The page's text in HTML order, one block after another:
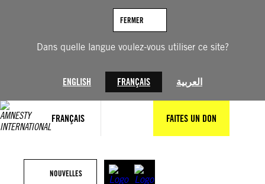
Dans quelle langue voulez-vous utiliser ce site?
ENGLISH FRANÇAIS العربية
FERMER
FRANÇAIS FAITES UN DON
NOUVELLES